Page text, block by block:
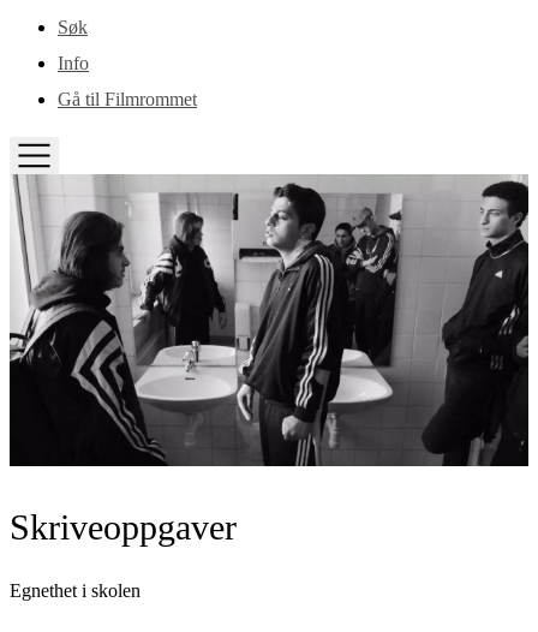
Gå til hovedinnhold
Søk
Info
Gå til Filmrommet
MENU
Skriveoppgaver
Egnethet i skolen